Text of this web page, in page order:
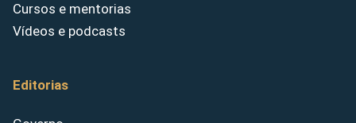
Cursos e mentorias
Vídeos e podcasts
Editorias